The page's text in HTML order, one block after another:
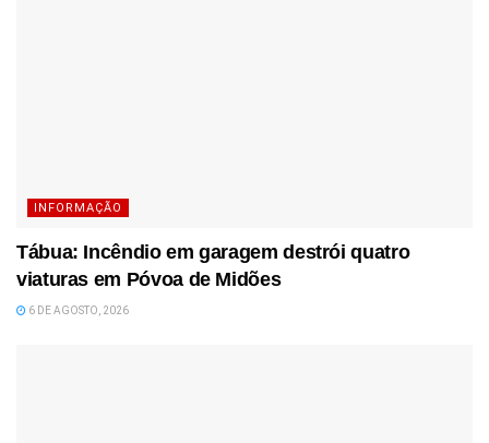
INFORMAÇÃO
Tábua: Incêndio em garagem destrói quatro
viaturas em Póvoa de Midões
6 DE AGOSTO, 2026